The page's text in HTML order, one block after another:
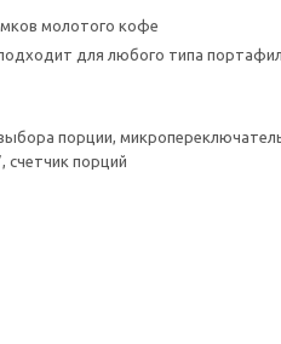
молотого кофе
для любого типа
порции,
счетчик порций